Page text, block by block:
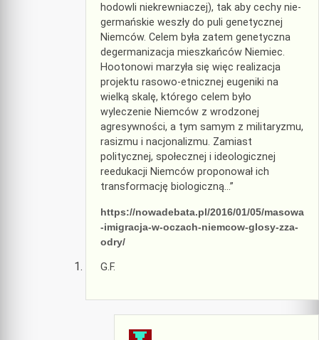
hodowli niekrewniaczej), tak aby cechy nie-
germańskie weszły do puli genetycznej
Niemców. Celem była zatem genetyczna
degermanizacja mieszkańców Niemiec.
Hootonowi marzyła się więc realizacja
projektu rasowo-etnicznej eugeniki na
wielką skalę, którego celem było
wyleczenie Niemców z wrodzonej
agresywności, a tym samym z militaryzmu,
rasizmu i nacjonalizmu. Zamiast
politycznej, społecznej i ideologicznej
reedukacji Niemców proponował ich
transformację biologiczną…”
https://nowadebata.pl/2016/01/05/masowa
-imigracja-w-oczach-niemcow-glosy-zza-
odry/
G.F.